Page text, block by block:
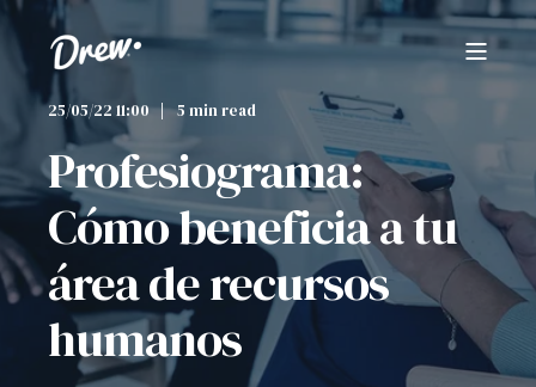
25/05/22 11:00 5 min read
Profesiograma:
Cómo beneficia a tu
área de recursos
humanos